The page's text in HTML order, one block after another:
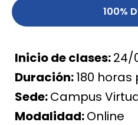
100%
Inicio de clases:24/
Duración:180
Sede:Campus
Modalidad:Online